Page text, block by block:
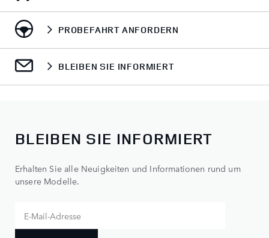
PROBEFAHRT ANFORDERN
BLEIBEN SIE INFORMIERT
BLEIBEN SIE INFORMIERT
Erhalten Sie alle Neuigkeiten und Informationen rund um
unsere Modelle.